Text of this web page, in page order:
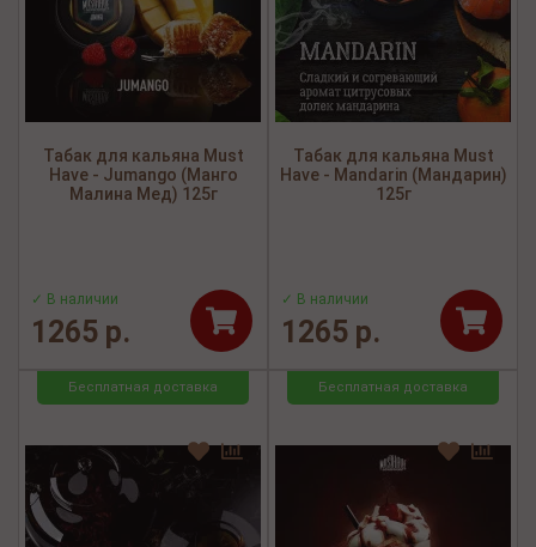
Табак для кальяна Must
Have - Jumango (Манго
Малина Мед) 125г
✓ В наличии
1265 р.
Табак для кальяна Must
Have - Mandarin (Мандарин)
125г
✓ В наличии
1265 р.
Бесплатная доставка Бесплатная доставка